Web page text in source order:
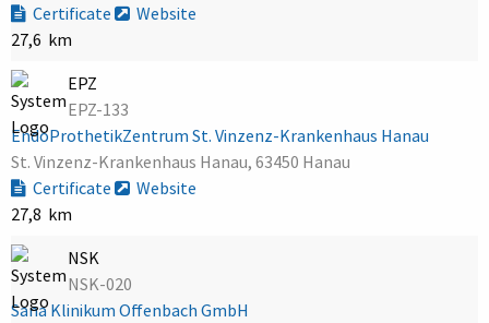
Certificate
Website
27,6 km
EPZ
EPZ-133
EndoProthetikZentrum St. Vinzenz-Krankenhaus Hanau
St. Vinzenz-Krankenhaus Hanau, 63450 Hanau
Certificate
Website
27,8 km
NSK
NSK-020
Sana Klinikum Offenbach GmbH